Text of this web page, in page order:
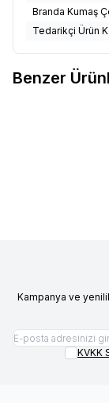
Branda Kumaş
Tedarikçi Ürün
Benzer
Kampanya ve
KVKK